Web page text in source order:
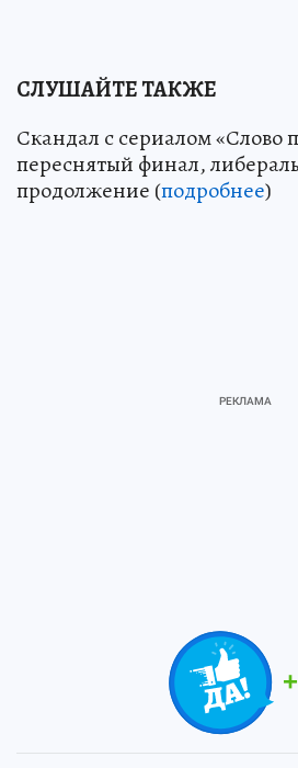
СЛУШАЙТЕ ТАКЖЕ
Скандал с сериалом «Слово
переснятый финал,
продолжение (подробнее)
+